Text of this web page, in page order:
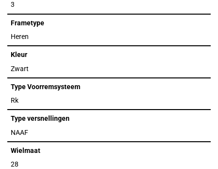
3
Frametype
Heren
Kleur
Zwart
Type Voorremsysteem
Rk
Type versnellingen
NAAF
Wielmaat
28